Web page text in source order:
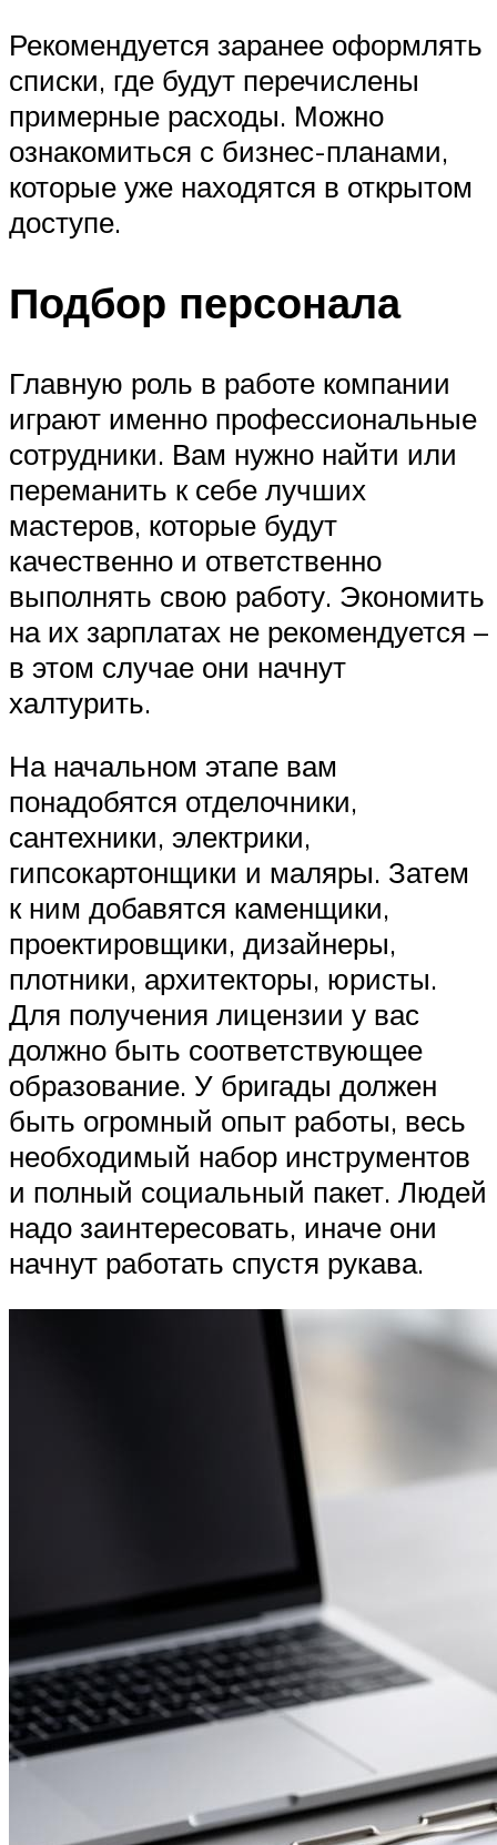
Рекомендуется заранее оформлять
списки, где будут перечислены
примерные расходы. Можно
ознакомиться с бизнес-планами,
которые уже находятся в открытом
доступе.
Подбор персонала
Главную роль в работе компании
играют именно профессиональные
сотрудники. Вам нужно найти или
переманить к себе лучших
мастеров, которые будут
качественно и ответственно
выполнять свою работу. Экономить
на их зарплатах не рекомендуется –
в этом случае они начнут
халтурить.
На начальном этапе вам
понадобятся отделочники,
сантехники, электрики,
гипсокартонщики и маляры. Затем
к ним добавятся каменщики,
проектировщики, дизайнеры,
плотники, архитекторы, юристы.
Для получения лицензии у вас
должно быть соответствующее
образование. У бригады должен
быть огромный опыт работы, весь
необходимый набор инструментов
и полный социальный пакет. Людей
надо заинтересовать, иначе они
начнут работать спустя рукава.